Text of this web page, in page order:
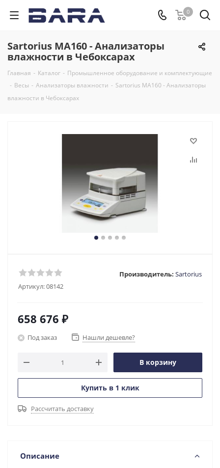
0
Sartorius MA160 - Анализаторы
влажности в Чебоксарах
Главная - Каталог - Промышленное оборудование и комплектующие
- Весы - Анализаторы влажности - Sartorius MA160 - Анализаторы
влажности в Чебоксарах
Артикул:08142
Производитель: Sartorius
658 676 ₽
Под заказ Нашли дешевле?
В корзину
Купить в 1 клик
Рассчитать доставку
Описание